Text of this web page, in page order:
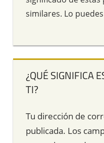
similares. Lo
¿QUÉ SIGNIFICA
TI?
Tu dirección de
publicada. Los